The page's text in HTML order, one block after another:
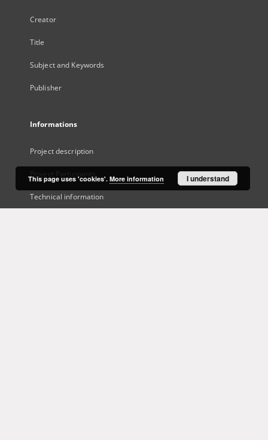
Creator
Title
Subject and Keywords
Publisher
Informations
Project description
Project Participants
Technical information
This page uses 'cookies'. More information I understand